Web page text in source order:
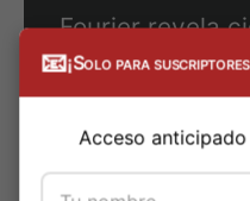
observación
Implementar el
ofrece una
tendencia en